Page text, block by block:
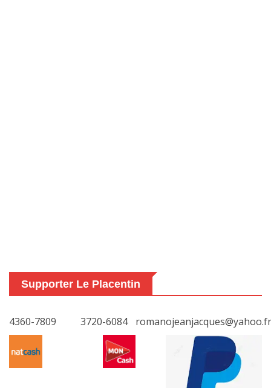
Supporter Le Placentin
4360-7809 3720-6084 romanojeanjacques@yahoo.fr